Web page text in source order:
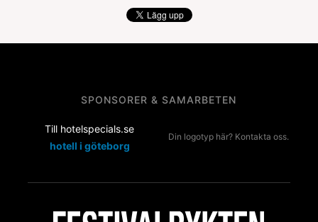
SPONSORER & SAMARBETEN
Till hotelspecials.se
hotell i göteborg
Din logotyp här? Kontakta oss.